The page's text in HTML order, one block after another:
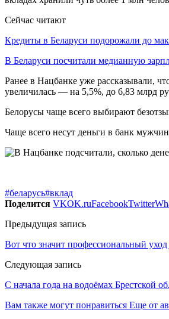
Сейчас читают
Кредиты в Беларуси подорожали до
В Беларуси посчитали медианную
Ранее в Нацбанке уже рассказывали,
увеличилась — на 5,5%, до 6,83 млрд
Белорусы чаще всего выбирают
Чаще всего несут деньги в банк
#беларусь#вклад
Поделится VKOK.ruFacebookTwitter
Предыдущая запись
Вот что значит профессиональный
Следующая запись
С начала года на водоёмах Брестской
Вам также могут понравиться Еще от